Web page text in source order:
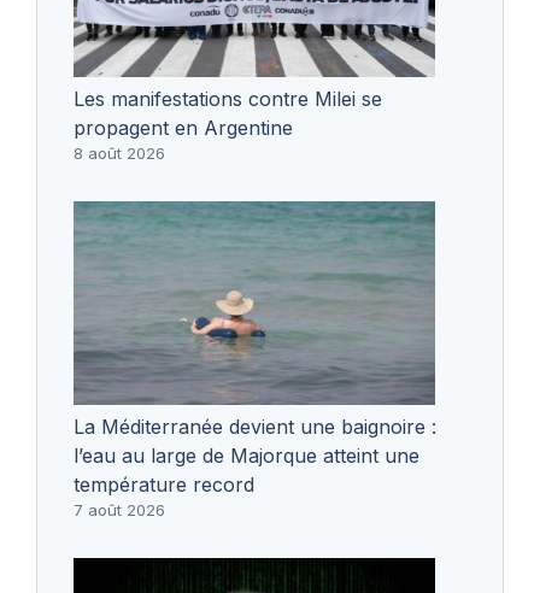
Les manifestations contre Milei se
propagent en Argentine
8 août 2026
La Méditerranée devient une baignoire :
l’eau au large de Majorque atteint une
température record
7 août 2026